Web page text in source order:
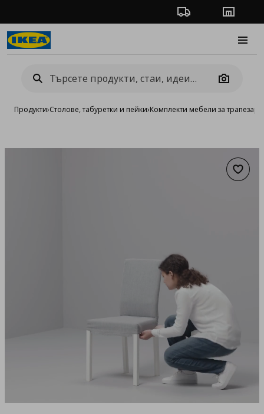
Проследяване на
Camera
Продукти›Столове, табуретки и пейки›Комплекти мебели за